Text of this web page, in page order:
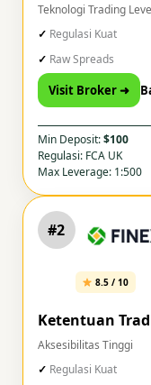
Teknologi Trading
Regulasi Kuat
Raw Spreads
Visit Broker ➜
Min Deposit:$100
Regulasi: FCA UK
Max Leverage: 1:500
#2
8.5 / 10
Ketentuan
Aksesibilitas Tinggi
Regulasi Kuat